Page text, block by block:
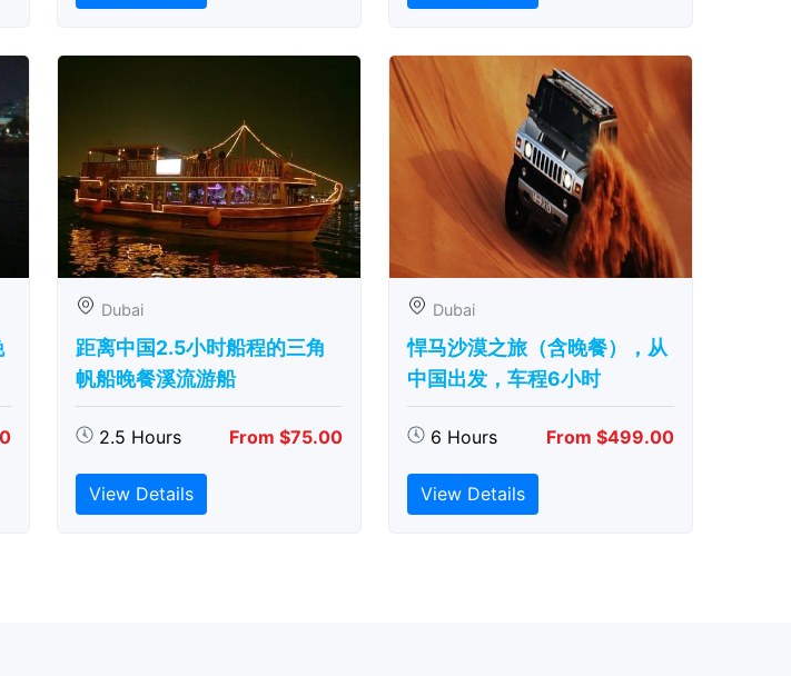
Dubai
距离中国2.5小时船程的三角
帆船晚餐溪流游船
2.5 Hours From $75.00
View Details
Dubai
悍马沙漠之旅（含晚餐），从
中国出发，车程6小时
6 Hours From $499.00
View Details